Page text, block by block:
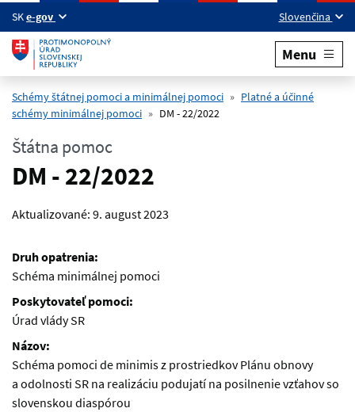
SKe-gov Slovenčina
Menu
Schémy štátnej pomoci a minimálnej pomoci
Platné a účinné
schémy minimálnej pomoci
DM - 22/2022
Štátna pomoc
DM - 22/2022
Aktualizované: 9. august 2023
Druh opatrenia:
Schéma minimálnej pomoci
Poskytovateľ pomoci:
Úrad vlády SR
Názov:
Schéma pomoci de minimis z prostriedkov Plánu obnovy
a odolnosti SR na realizáciu podujatí na posilnenie vzťahov so
slovenskou diaspórou